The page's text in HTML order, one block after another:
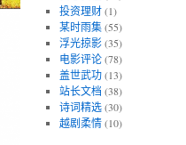
投资理财(1)
某时雨集(55)
浮光掠影(35)
电影评论(78)
盖世武功(13)
站长文档 (38)
诗词精选(30)
越剧柔情(10)